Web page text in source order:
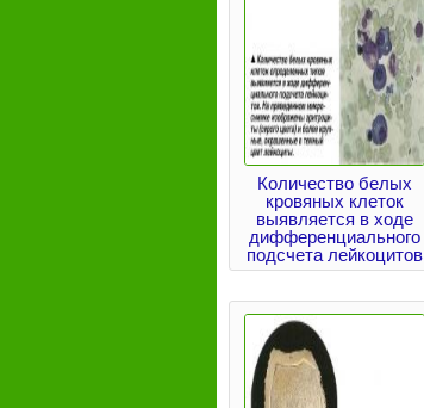
Количество белых
кровяных клеток
выявляется в ходе
дифференциального
подсчета лейкоцитов